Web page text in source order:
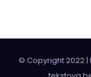
© Copyright 2022